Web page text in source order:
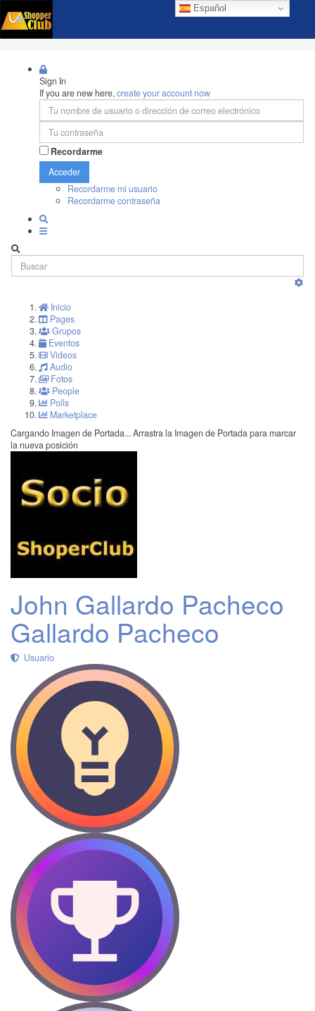
Español
Sign In
If you are new here,create your account now
Recordarme
Acceder
Recordarme mi usuario
Recordarme contraseña
Inicio
Pages
Grupos
Eventos
Videos
Audio
Fotos
People
Polls
Marketplace
Cargando Imagen de Portada... Arrastra la Imagen de Portada para marcar
la nueva posición
John Gallardo Pacheco
Gallardo Pacheco
Usuario